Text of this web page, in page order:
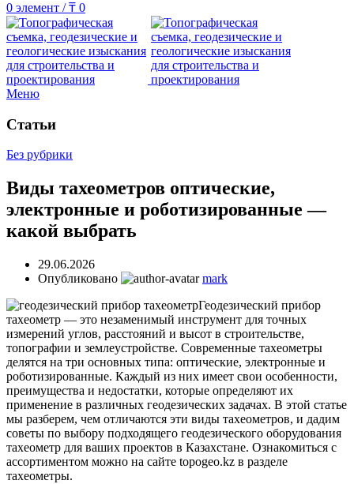
0 элемент / ₸ 0
Меню
Статьи
Без рубрики
Виды тахеометров оптические,
электронные и роботизированные —
какой выбрать
29.06.2026
Опубликовано
mark
Геодезический прибор
тахеометр — это незаменимый инструмент для точных
измерений углов, расстояний и высот в строительстве,
топографии и землеустройстве. Современные тахеометры
делятся на три основных типа: оптические, электронные и
роботизированные. Каждый из них имеет свои особенности,
преимущества и недостатки, которые определяют их
применение в различных геодезических задачах. В этой статье
мы разберем, чем отличаются эти виды тахеометров, и дадим
советы по выбору подходящего геодезического оборудования
тахеометр для ваших проектов в Казахстане. Ознакомиться с
ассортиментом можно на сайте topogeo.kz в разделе
тахеометры.